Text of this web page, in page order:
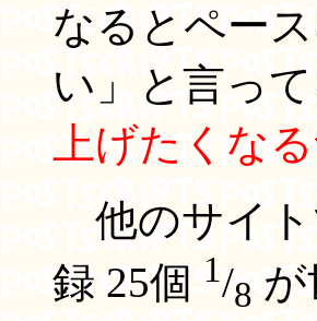
なるとペー
い」と言っ
上げたくな
他のサイト
録 25個 1/8